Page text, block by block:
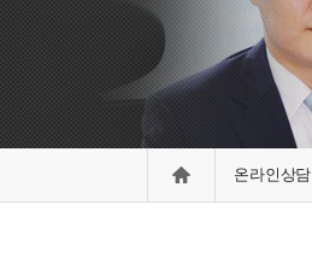
온라인상담